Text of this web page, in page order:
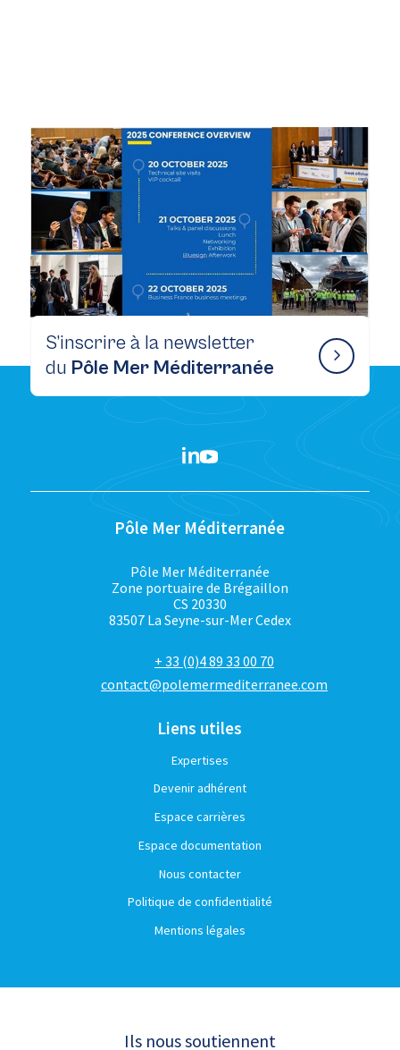
S’inscrire à la newsletter
du Pôle Mer Méditerranée
Pôle Mer Méditerranée
Pôle Mer Méditerranée
Zone portuaire de Brégaillon
CS 20330
83507 La Seyne-sur-Mer Cedex
+ 33 (0)4 89 33 00 70
contact@polemermediterranee.com
Liens utiles
Expertises
Devenir adhérent
Espace carrières
Espace documentation
Nous contacter
Politique de confidentialité
Mentions légales
Ils nous soutiennent